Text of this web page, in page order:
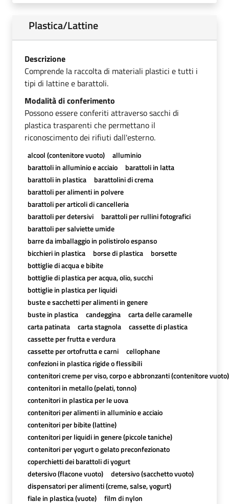
Plastica/Lattine
Descrizione
Comprende la raccolta di materiali plastici e tutti i
tipi di lattine e barattoli.
Modalità di conferimento
Possono essere conferiti attraverso sacchi di
plastica trasparenti che permettano il
riconoscimento dei rifiuti dall'esterno.
alcool (contenitore vuoto)
alluminio
barattoli in alluminio e acciaio
barattoli in latta
barattoli in plastica
barattolini di crema
barattoli per alimenti in polvere
barattoli per articoli di cancelleria
barattoli per detersivi
barattoli per rullini fotografici
barattoli per salviette umide
barre da imballaggio in polistirolo espanso
bicchieri in plastica
borse di plastica
borsette
bottiglie di acqua e bibite
bottiglie di plastica per acqua, olio, succhi
bottiglie in plastica per liquidi
buste e sacchetti per alimenti in genere
buste in plastica
candeggina
carta delle caramelle
carta patinata
carta stagnola
cassette di plastica
cassette per frutta e verdura
cassette per ortofrutta e carni
cellophane
confezioni in plastica rigide o flessibili
contenitori creme per viso, corpo e abbronzanti (contenitore vuoto)
contenitori in metallo (pelati, tonno)
contenitori in plastica per le uova
contenitori per alimenti in alluminio e acciaio
contenitori per bibite (lattine)
contenitori per liquidi in genere (piccole taniche)
contenitori per yogurt o gelato preconfezionato
coperchietti dei barattoli di yogurt
detersivo (flacone vuoto)
detersivo (sacchetto vuoto)
dispensatori per alimenti (creme, salse, yogurt)
fiale in plastica (vuote)
film di nylon